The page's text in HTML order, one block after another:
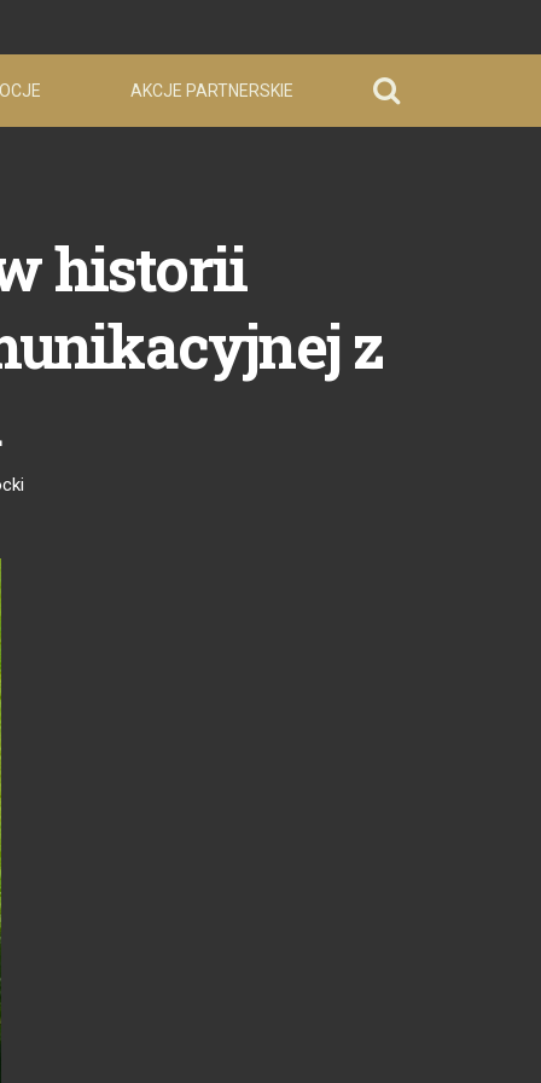
AKCJE PARTNERSKIE
historii
z